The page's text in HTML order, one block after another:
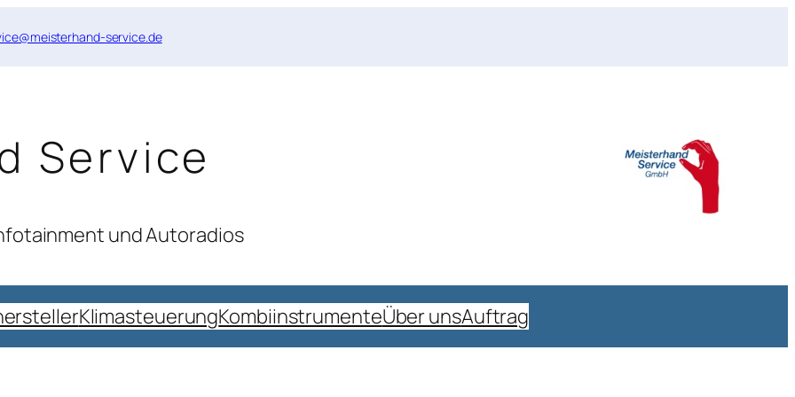
service.de
Service
und Autoradios
KlimasteuerungKombiinstrumenteÜber unsAuftrag